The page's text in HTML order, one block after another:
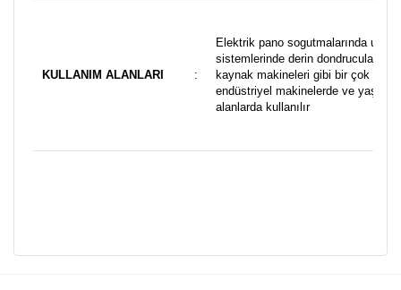
KULLANIM ALANLARI :
Elektrik pano sogutmalarında ups
sistemlerinde derin dondrucularda
kaynak makineleri gibi bir çok
endüstriyel makinelerde ve
alanlarda kullanılır